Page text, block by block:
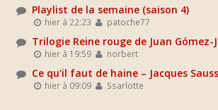
Playlist de la semaine (saison 4)
hier à 22:23 patoche77
Trilogie Reine rouge de Juan Gómez-
hier à 19:59 norbert
Ce qu'il faut de haine – Jacques
hier à 09:09 Ssarlotte